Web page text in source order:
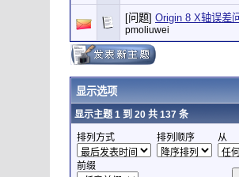
[问题] Origin 8 X轴误差
pmoliuwei
显示选项
显示主题 1 到 20 共 137 条
排列方式 排列顺序 从
前缀